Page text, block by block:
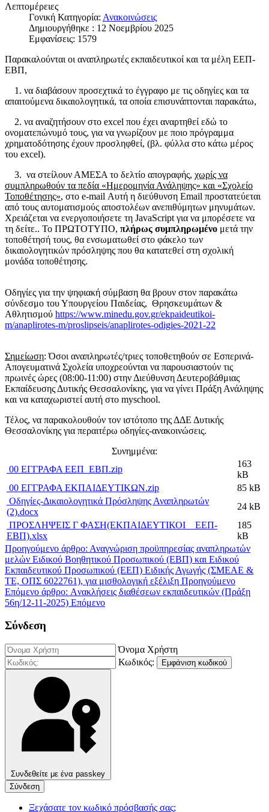
Λεπτομέρειες
Γονική Κατηγορία: Ανακοινώσεις
Δημιουργήθηκε : 12 Νοεμβρίου 2025
Εμφανίσεις: 1579
Παρακαλούνται οι αναπληρωτές εκπαιδευτικοί και τα μέλη ΕΕΠ-
ΕΒΠ,
1. να διαβάσουν προσεχτικά το έγγραφο με τις οδηγίες και τα
απαιτούμενα δικαιολογητικά, τα οποία επισυνάπτονται παρακάτω,
2. να αναζητήσουν στο excel που έχει αναρτηθεί εδώ το
ονοματεπώνυμό τους, για να γνωρίζουν με ποιο πρόγραμμα
χρηματοδότησης έχουν προσληφθεί, (βλ. φύλλα στο κάτω μέρος
του excel).
3. να στείλουν ΑΜΕΣΑ το δελτίο απογραφής, χωρίς να
συμπληρωθούν τα πεδία «Ημερομηνία Ανάληψης» και «Σχολείο
Τοποθέτησης», στο e-mail Αυτή η διεύθυνση Email προστατεύεται
από τους αυτοματισμούς αποστολέων ανεπιθύμητων μηνυμάτων.
Χρειάζεται να ενεργοποιήσετε τη JavaScript για να μπορέσετε να
τη δείτε.. Το ΠΡΩΤΟΤΥΠΟ, πλήρως συμπληρωμένο μετά την
τοποθέτησή τους, θα ενσωματωθεί στο φάκελο των
δικαιολογητικών πρόσληψης που θα κατατεθεί στη σχολική
μονάδα τοποθέτησης.
Οδηγίες για την ψηφιακή σύμβαση θα βρουν στον παρακάτω
σύνδεσμο του Υπουργείου Παιδείας, Θρησκευμάτων &
Αθλητισμού https://www.minedu.gov.gr/ekpaideutikoi-
m/anaplirotes-m/proslipseis/anaplirotes-odigies-2021-22
Σημείωση: Όσοι αναπληρωτές/τριες τοποθετηθούν σε Εσπερινά-
Απογευματινά Σχολεία υποχρεούνται να παρουσιαστούν τις
πρωινές ώρες (08:00-11:00) στην Διεύθυνση Δευτεροβάθμιας
Εκπαίδευσης Δυτικής Θεσσαλονίκης, για να γίνει Πράξη Ανάληψης
και να καταχωριστεί αυτή στο myschool.
Τέλος, να παρακολουθούν τον ιστότοπο της ΔΔΕ Δυτικής
Θεσσαλονίκης για περαιτέρω οδηγίες-ανακοινώσεις.
Συνημμένα:
00 ΕΓΓΡΑΦΑ ΕΕΠ_ΕΒΠ.zip
163
kB
00 ΕΓΓΡΑΦΑ ΕΚΠΑΙΔΕΥΤΙΚΩΝ.zip
85 kB
Οδηγίες-Δικαιολογητικά Πρόσληψης Αναπληρωτών
(2).docx
24 kB
ΠΡΟΣΛΗΨΕΙΣ Γ ΦΑΣΗ(ΕΚΠΑΙΔΕΥΤΙΚΟΙ _ ΕΕΠ-
ΕΒΠ).xlsx
185
kB
Προηγούμενο άρθρο: Αναγνώριση προϋπηρεσίας αναπληρωτών
μελών Ειδικού Βοηθητικού Προσωπικού (ΕΒΠ) και Ειδικού
Εκπαιδευτικού Προσωπικού (ΕΕΠ) Ειδικής Αγωγής (ΣΜΕΑΕ &
ΤΕ, ΟΠΣ 6022761), για μισθολογική εξέλιξη Προηγούμενο
Επόμενο άρθρο: Aνακλήσεις διαθέσεων εκπαιδευτικών (Πράξη
56η/12-11-2025) Επόμενο
Σύνδεση
Όνομα Χρήστη
Κωδικός:
Εμφάνιση κωδικού
Συνδεθείτε με ένα passkey
Σύνδεση
Ξεχάσατε τον κωδικό πρόσβασής σας;